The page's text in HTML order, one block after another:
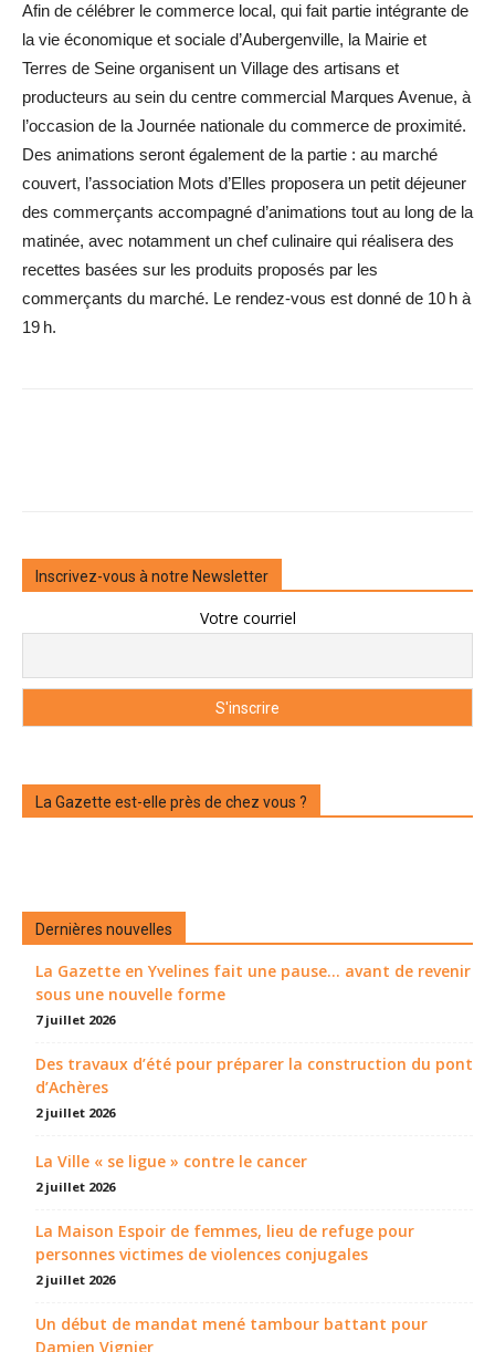
Afin de célébrer le commerce local, qui fait partie intégrante de
la vie économique et sociale d’Aubergenville, la Mairie et
Terres de Seine organisent un Village des artisans et
producteurs au sein du centre commercial Marques Avenue, à
l’occasion de la Journée ­nationale du commerce de ­proximité.
Des animations seront également de la partie : au marché
couvert, l’association Mots d’Elles proposera un petit déjeuner
des commerçants accompagné d’animations tout au long de la
matinée, avec notamment un chef culinaire qui réalisera des
recettes basées sur les produits proposés par les
commerçants du marché. Le rendez-vous est donné de 10 h à
19 h.
Inscrivez-vous à notre Newsletter
Votre courriel
La Gazette est-elle près de chez vous ?
Dernières nouvelles
La Gazette en Yvelines fait une pause... avant de revenir
sous une nouvelle forme
7 juillet 2026
Des travaux d’été pour préparer la construction du pont
d’Achères
2 juillet 2026
La Ville « se ligue » contre le cancer
2 juillet 2026
La Maison Espoir de femmes, lieu de refuge pour
personnes victimes de violences conjugales
2 juillet 2026
Un début de mandat mené tambour battant pour
Damien Vignier